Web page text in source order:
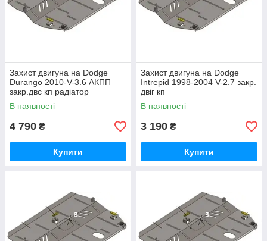
Захист двигуна на Dodge
Durango 2010-V-3.6 АКПП
закр.двс кп радіатор
В наявності
4 790 ₴
Купити
Захист двигуна на Dodge
Intrepid 1998-2004 V-2.7 закр.
двіг кп
В наявності
3 190 ₴
Купити